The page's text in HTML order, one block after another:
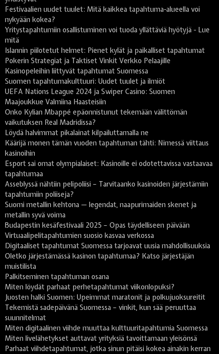
Festivaalien uudet tuulet: Mitä kaikkea tapahtuma-alueella voi
nykyään kokea?
Yritystapahtumiin osallistuminen voi tuoda yllättäviä hyötyjä - Lue
mitä
Islannin piilotetut helmet: Pienet kylät ja paikalliset tapahtumat
Pokerin Strategiat ja Taktiset Vinkit Verkko Pelaajille
Kasinopeleihin liittyvät tapahtumat Suomessa
Suomen tapahtumakulttuuri: Uudet tuulet ja ilmiöt
UEFA Nations League 2024 ja Swiper Casino: Suomen
Maajoukkue Valmiina Haasteisiin
Onko Kylian Mbappé epäonnistunut tekemään välittömän
vaikutuksen Real Madridissa?
Löydä halvimmat pikalainat kilpailuttamalla ne
Käärijä monen tämän vuoden tapahtuman tähti: Nimessä viittaus
kasinoihin
Esport sai omat olympialaiset: Kasinoille ei odotettavissa vastaavaa
tapahtumaa
Asseblyssä nähtiin pelipoliisi – Tarvitaanko kasinoiden järjestämiin
tapahtumiin poliiseja?
Suomi metallin kehtona — legendat, naapurimaiden skenet ja
metallin syvä voima
Budapestin kesäfestivaali 2025 – Opas täydelliseen päivään
Virtuaalipelitapahtumien suosio kasvaa verkossa
Digitaaliset tapahtumat Suomessa tarjoavat uusia mahdollisuuksia
Oletko järjestämässä kasinon tapahtumaa? Katso järjestäjän
muistilista
Palkitseminen tapahtuman osana
Miten löydät parhaat perhetapahtumat viikonlopuksi?
Juosten halki Suomen: Upeimmat maratonit ja polkujuoksureitit
Tekemistä sadepäivänä Suomessa – vinkit, kun sää peruuttaa
suunnitelmat
Miten digitaalinen viihde muuttaa kulttuuritapahtumia Suomessa
Miten livelähetykset auttavat yrityksiä tavoittamaan yleisönsä
Parhaat viihdetapahtumat, jotka sinun pitäisi kokea ainakin kerran